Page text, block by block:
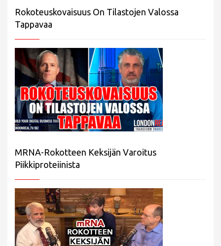
Rokoteuskovaisuus On Tilastojen Valossa
Tappavaa
MRNA-Rokotteen Keksijän Varoitus
Piikkiproteiinista